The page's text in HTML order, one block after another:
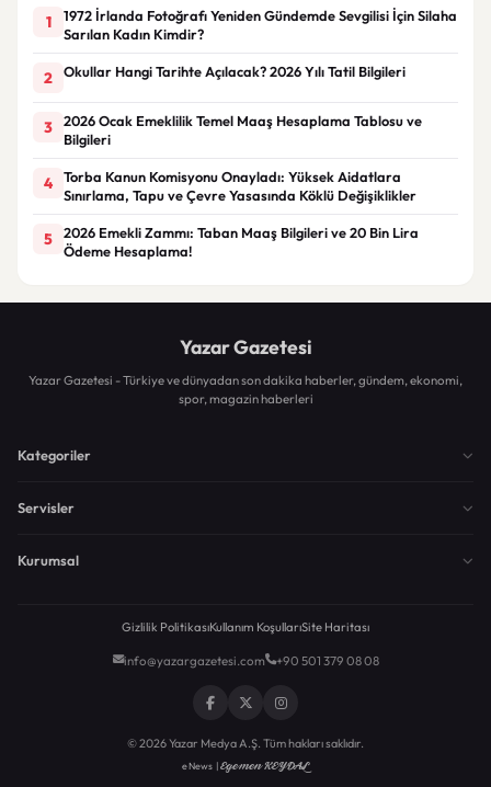
1
1972 İrlanda Fotoğrafı Yeniden Gündemde Sevgilisi İçin Silaha
Sarılan Kadın Kimdir?
2 Okullar Hangi Tarihte Açılacak? 2026 Yılı Tatil Bilgileri
3
2026 Ocak Emeklilik Temel Maaş Hesaplama Tablosu ve
Bilgileri
4
Torba Kanun Komisyonu Onayladı: Yüksek Aidatlara
Sınırlama, Tapu ve Çevre Yasasında Köklü Değişiklikler
5
2026 Emekli Zammı: Taban Maaş Bilgileri ve 20 Bin Lira
Ödeme Hesaplama!
Yazar Gazetesi
Yazar Gazetesi - Türkiye ve dünyadan son dakika haberler, gündem, ekonomi,
spor, magazin haberleri
Kategoriler
Servisler
Kurumsal
Gizlilik PolitikasıKullanım KoşullarıSite Haritası
info@yazargazetesi.com +90 501 379 08 08
© 2026 Yazar Medya A.Ş. Tüm hakları saklıdır.
eNews |Egemen KEYDAL